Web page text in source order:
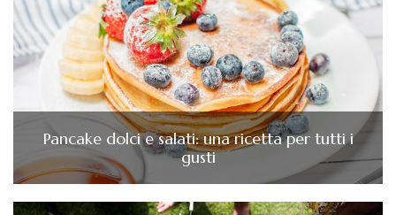
Pancake dolci e salati: una ricetta per tutti i
gusti